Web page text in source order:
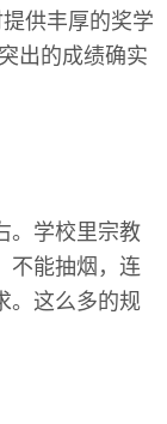
供丰厚的奖学
出的成绩确实
。学校里宗教
不能抽烟，连
。这么多的规